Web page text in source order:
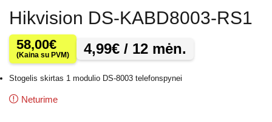
Hikvision DS-KABD8003-RS1
58,00€
(Kaina su PVM) 4,99€ / 12 mėn.
Stogelis skirtas 1 modulio DS-8003 telefonspynei
Neturime